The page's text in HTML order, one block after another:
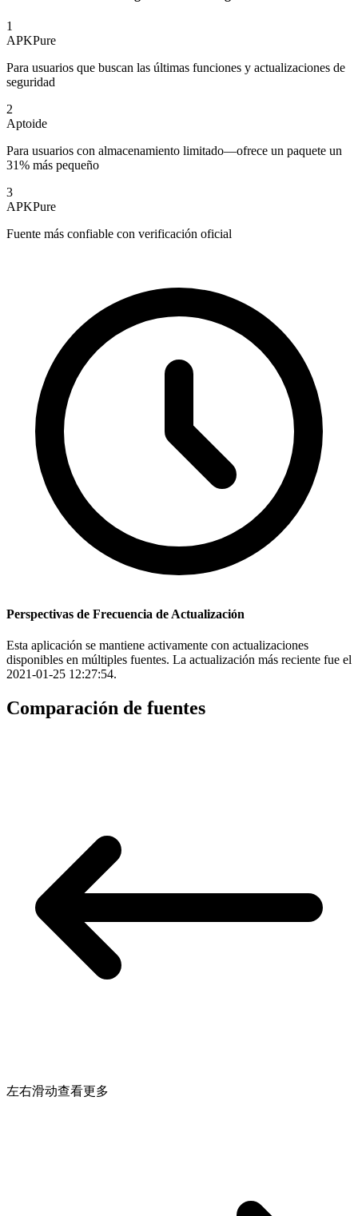
1
APKPure
Para usuarios que buscan las últimas funciones y actualizaciones de
seguridad
2
Aptoide
Para usuarios con almacenamiento limitado—ofrece un paquete un
31% más pequeño
3
APKPure
Fuente más confiable con verificación oficial
Perspectivas de Frecuencia de Actualización
Esta aplicación se mantiene activamente con actualizaciones
disponibles en múltiples fuentes. La actualización más reciente fue el
2021-01-25 12:27:54.
Comparación de fuentes
左右滑动查看更多